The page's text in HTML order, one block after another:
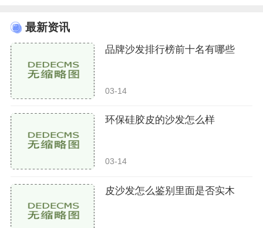
最新资讯
品牌沙发排行榜前十名有哪些
03-14
环保硅胶皮的沙发怎么样
03-14
皮沙发怎么鉴别里面是否实木